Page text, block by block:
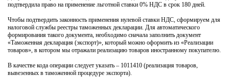
подтвердила право на применение льготной ставки 0% НДС в срок 180 дней.
Чтобы подтвердить законность применения нулевой ставки НДС, сформируем для
налоговой службы реестры таможенных декларации. Для автоматического
формирования такого документа, необходимо сначала заполнить документ
«Таможенная декларация (экспорт)», который можно оформить из «Реализации
товаров», в котором мы отражали реализацию товаров иностранному покупателю.
В качестве кода операции следует указать – 1011410 (реализация товаров,
вывезенных в таможенной процедуре экспорта).